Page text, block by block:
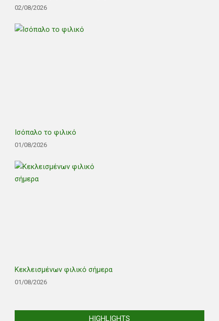
02/08/2026
Ισόπαλο το φιλικό
01/08/2026
Κεκλεισμένων φιλικό σήμερα
01/08/2026
HIGHLIGHTS